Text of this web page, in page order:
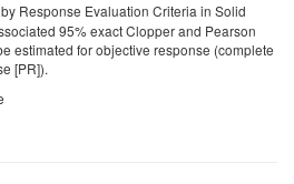
Response Evaluation Criteria in Solid
95% exact Clopper and Pearson
estimated for objective response (complete
[PR]).